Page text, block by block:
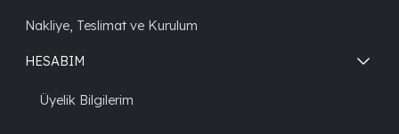
Nakliye, Teslimat ve Kurulum
HESABIM
Üyelik Bilgilerim